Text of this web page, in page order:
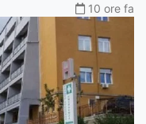
10 ore fa